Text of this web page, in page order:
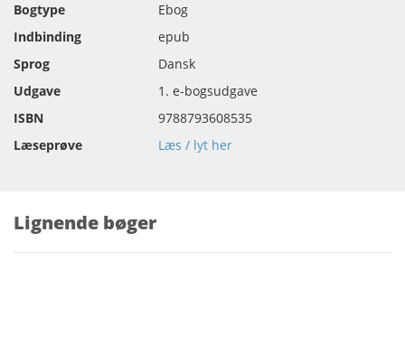
Bogtype
Ebog
Indbinding
epub
Sprog
Dansk
Udgave
1. e-bogsudgave
ISBN
9788793608535
Læseprøve
Læs / lyt her
Lignende bøger